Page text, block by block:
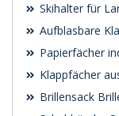
Skihalter für
Aufblasbare
Papierfächer
Klappfächer
Brillensack